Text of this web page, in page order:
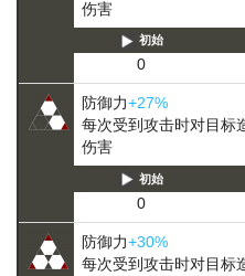
伤害
初始
0
防御力+27%
每次受到攻击时对目标
伤害
初始
0
防御力+30%
每次受到攻击时对目标